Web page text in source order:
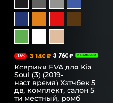
-16% 3 140 ₽ 3 760 ₽ В НАЛИЧИИ
Коврики EVA для Kia
Soul (3) (2019-
наст.время) Хэтчбек 5
дв, комплект, салон 5-
ти местный, ромб